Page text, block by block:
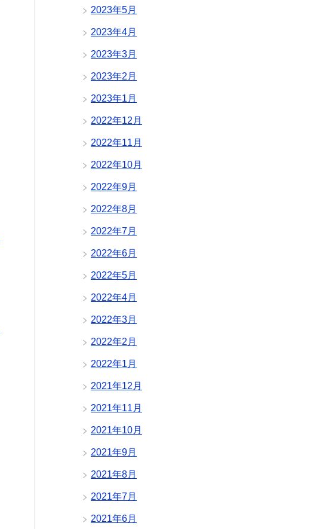
2023年5月
2023年4月
2023年3月
2023年2月
2023年1月
2022年12月
2022年11月
2022年10月
2022年9月
2022年8月
2022年7月
2022年6月
2022年5月
2022年4月
2022年3月
2022年2月
2022年1月
2021年12月
2021年11月
2021年10月
2021年9月
2021年8月
2021年7月
2021年6月